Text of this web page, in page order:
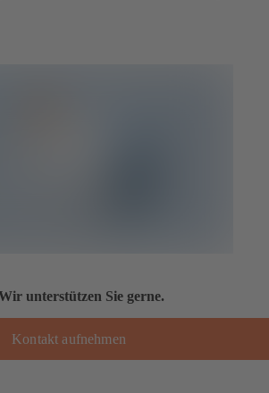
unterstützen Sie gerne.
Kontakt aufnehmen